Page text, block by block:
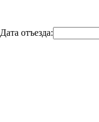
Дата отъезда: